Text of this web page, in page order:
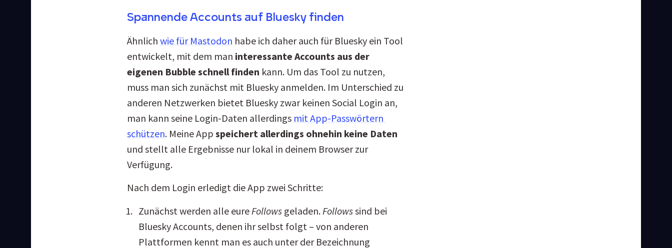
Spannende Accounts auf Bluesky finden
Ähnlich wie für Mastodon habe ich daher auch für Bluesky ein Tool
entwickelt, mit dem man interessante Accounts aus der
eigenen Bubble schnell finden kann. Um das Tool zu nutzen,
muss man sich zunächst mit Bluesky anmelden. Im Unterschied zu
anderen Netzwerken bietet Bluesky zwar keinen Social Login an,
man kann seine Login-Daten allerdings mit App-Passwörtern
schützen. Meine App speichert allerdings ohnehin keine Daten
und stellt alle Ergebnisse nur lokal in deinem Browser zur
Verfügung.
Nach dem Login erledigt die App zwei Schritte:
Zunächst werden alle eure Followsgeladen. Followssind bei
Bluesky Accounts, denen ihr selbst folgt – von anderen
Plattformen kennt man es auch unter der Bezeichnung